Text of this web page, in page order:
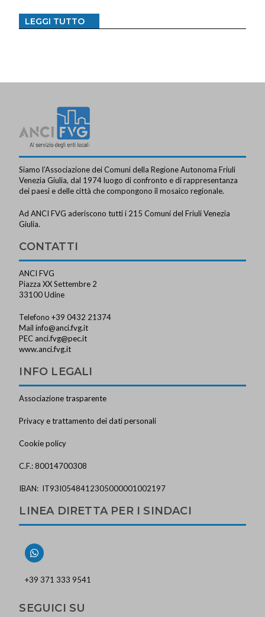
LEGGI TUTTO
Siamo l’Associazione dei Comuni della Regione Autonoma Friuli
Venezia Giulia, dal 1974 luogo di confronto e di rappresentanza
dei paesi e delle città che compongono il mosaico regionale.
Ad ANCI FVG aderiscono tutti i 215 Comuni del Friuli Venezia
Giulia.
CONTATTI
ANCI FVG
Piazza XX Settembre 2
33100 Udine
Telefono +39 0432 21374
Mailinfo@anci.fvg.it
PEC anci.fvg@pec.it
www.anci.fvg.it
INFO LEGALI
Associazione trasparente
Privacy e trattamento dei dati personali
Cookie policy
C.F.: 80014700308
IBAN: IT93I0548412305000001002197
LINEA DIRETTA PER I SINDACI
+39 371 333 9541
SEGUICI SU